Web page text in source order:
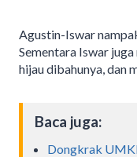
Agustin-Iswar
Sementara Iswar
hijau dibahunya, dan
Baca juga:
Dongkrak